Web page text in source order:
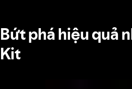
Bứt phá hiệu quả
Kit